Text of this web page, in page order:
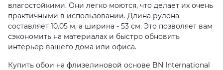
влагостойкими. Они легко моются, что делает их очень
практичными в использовании. Длина рулона
составляет 10.05 м, а ширина - 53 см. Это позволяет вам
сэкономить на материалах и быстро обновить
интерьер вашего дома или офиса.
Купить обои на флизелиновой основе BN International